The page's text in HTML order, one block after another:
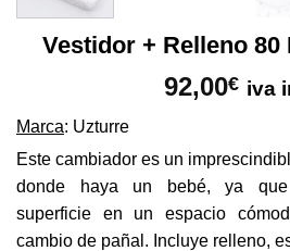
Vestidor + Relleno
92,00€ iva
Marca: Uzturre
Este cambiador es un
donde haya un bebé, ya que
superficie en un espacio
cambio de pañal. Incluye relleno,